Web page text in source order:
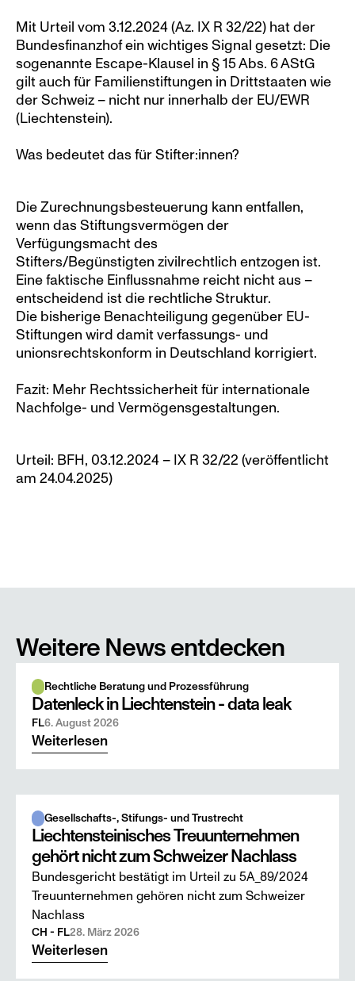
Mit Urteil vom 3.12.2024 (Az. IX R 32/22) hat der
Bundesfinanzhof ein wichtiges Signal gesetzt: Die
sogenannte Escape-Klausel in § 15 Abs. 6 AStG
gilt auch für Familienstiftungen in Drittstaaten wie
der Schweiz – nicht nur innerhalb der EU/EWR
(Liechtenstein).
Was bedeutet das für Stifter:innen?
Die Zurechnungsbesteuerung kann entfallen,
wenn das Stiftungsvermögen der
Verfügungsmacht des
Stifters/Begünstigten zivilrechtlich entzogen ist.
Eine faktische Einflussnahme reicht nicht aus –
entscheidend ist die rechtliche Struktur.
Die bisherige Benachteiligung gegenüber EU-
Stiftungen wird damit verfassungs- und
unionsrechtskonform in Deutschland korrigiert.
Fazit: Mehr Rechtssicherheit für internationale
Nachfolge- und Vermögensgestaltungen.
Urteil: BFH, 03.12.2024 – IX R 32/22 (veröffentlicht
am 24.04.2025)
Weitere News entdecken
Rechtliche Beratung und Prozessführung
Datenleck in Liechtenstein - data leak
FL6. August 2026
Weiterlesen
Gesellschafts-, Stifungs- und Trustrecht
Liechtensteinisches Treuunternehmen
gehört nicht zum Schweizer Nachlass
Bundesgericht bestätigt im Urteil zu 5A_89/2024
Treuunternehmen gehören nicht zum Schweizer
Nachlass
CH - FL28. März 2026
Weiterlesen